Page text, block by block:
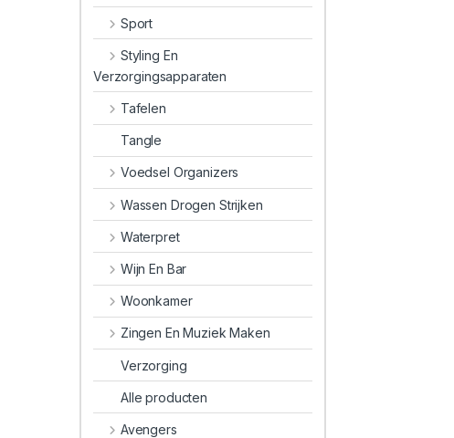
Sport
Styling En
Verzorgingsapparaten
Tafelen
Tangle
Voedsel Organizers
Wassen Drogen Strijken
Waterpret
Wijn En Bar
Woonkamer
Zingen En Muziek Maken
Verzorging
Alle producten
Avengers